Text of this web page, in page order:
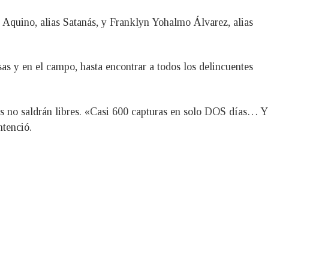
alias Satanás, y Franklyn Yohalmo Álvarez, alias
y en el campo, hasta encontrar a todos los delincuentes
no saldrán libres. «Casi 600 capturas en solo DOS días… Y